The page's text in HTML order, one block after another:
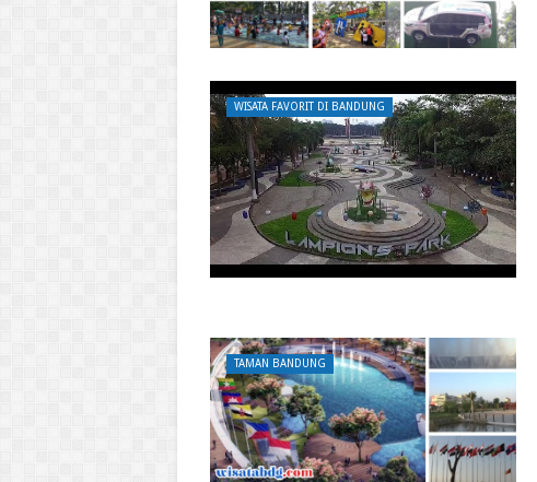
WISATA FAVORIT DI BANDUNG
TAMAN BANDUNG